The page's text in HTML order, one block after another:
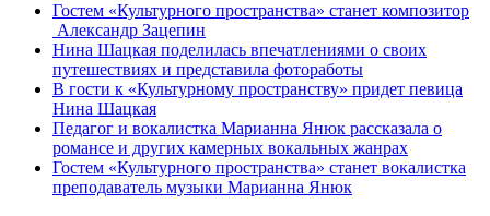
Гостем «Культурного пространства» станет композитор
Александр Зацепин
Нина Шацкая поделилась впечатлениями о своих
путешествиях и представила фотоработы
В гости к «Культурному пространству» придет певица
Нина Шацкая
Педагог и вокалистка Марианна Янюк рассказала о
романсе и других камерных вокальных жанрах
Гостем «Культурного пространства» станет вокалистка
преподаватель музыки Марианна Янюк